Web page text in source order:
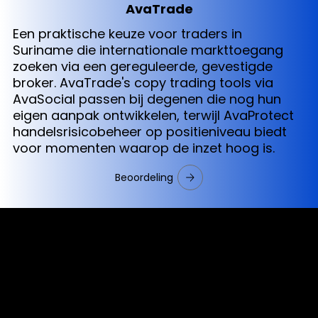
AvaTrade
Een praktische keuze voor traders in
Suriname die internationale markttoegang
zoeken via een gereguleerde, gevestigde
broker. AvaTrade's copy trading tools via
AvaSocial passen bij degenen die nog hun
eigen aanpak ontwikkelen, terwijl AvaProtect
handelsrisicobeheer op positieniveau biedt
voor momenten waarop de inzet hoog is.
Beoordeling